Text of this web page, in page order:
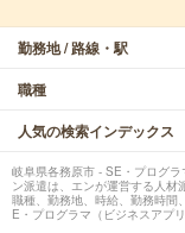
勤務地 / 路線・駅
職種
人気の検索インデックス
岐阜県各務原市 - SE・プログ
ン派遣は、エンが運営する人材
職種、勤務地、時給、勤務時間
E・プログラマ（ビジネスアプ